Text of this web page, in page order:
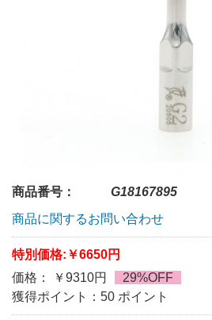
商品番号：
G18167895
商品に関するお問い合わせ
特別価格: ￥6650円
価格： ￥9310円
29%OFF
獲得ポイント：50 ポイント